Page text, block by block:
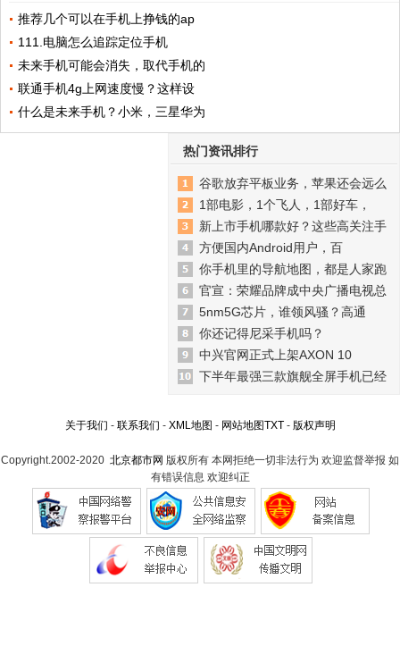
推荐几个可以在手机上挣钱的ap
111.电脑怎么追踪定位手机
未来手机可能会消失，取代手机的
联通手机4g上网速度慢？这样设
什么是未来手机？小米，三星华为
热门资讯排行
谷歌放弃平板业务，苹果还会远么
1部电影，1个飞人，1部好车，
新上市手机哪款好？这些高关注手
方便国内Android用户，百
你手机里的导航地图，都是人家跑
官宣：荣耀品牌成中央广播电视总
5nm5G芯片，谁领风骚？高通
你还记得尼采手机吗？
中兴官网正式上架AXON 10
下半年最强三款旗舰全屏手机已经
关于我们 - 联系我们 - XML地图 - 网站地图TXT- 版权声明
Copyright.2002-2020 北京都市网 版权所有 本网拒绝一切非法行为 欢迎监督举报 如
有错误信息 欢迎纠正